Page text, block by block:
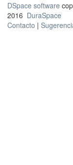
DSpace software
2016 DuraSpace
Contacto |